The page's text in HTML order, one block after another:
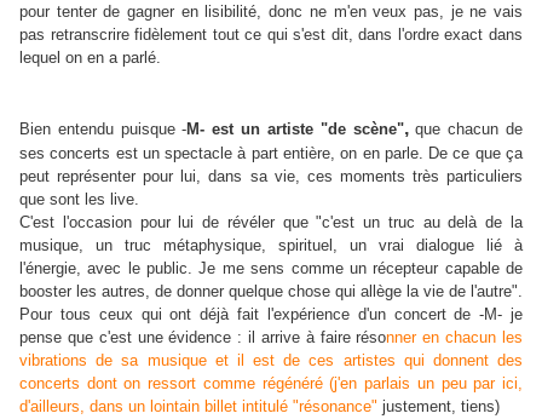
pour tenter de gagner en lisibilité, donc ne m'en veux pas, je ne vais
pas retranscrire fidèlement tout ce qui s'est dit, dans l'ordre exact dans
lequel on en a parlé.
Bien entendu puisque -M- est un artiste "de scène",que chacun de
ses concerts est un spectacle à part entière, on en parle. De ce que ça
peut représenter pour lui, dans sa vie, ces moments très particuliers
que sont les live.
C'est l'occasion pour lui de révéler que "c'est un truc au delà de la
musique, un truc métaphysique, spirituel, un vrai dialogue lié à
l'énergie, avec le public. Je me sens comme un récepteur capable de
booster les autres, de donner quelque chose qui allège la vie de l'autre".
Pour tous ceux qui ont déjà fait l'expérience d'un concert de -M- je
pense que c'est une évidence : il arrive à faire résonner en chacun les
vibrations de sa musique et il est de ces artistes qui donnent des
concerts dont on ressort comme régénéré (j'en parlais un peu par ici,
d'ailleurs, dans un lointain billet intitulé "résonance" justement, tiens)